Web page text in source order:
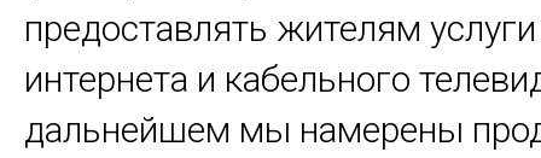
предоставлять жителям
интернета и кабельного
дальнейшем мы намерены